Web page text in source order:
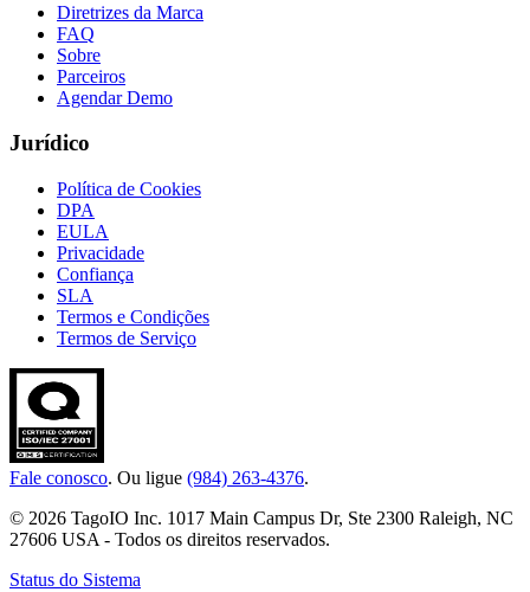
Diretrizes da Marca
FAQ
Sobre
Parceiros
Agendar Demo
Jurídico
Política de Cookies
DPA
EULA
Privacidade
Confiança
SLA
Termos e Condições
Termos de Serviço
Fale conosco. Ou ligue (984) 263-4376.
© 2026 TagoIO Inc. 1017 Main Campus Dr, Ste 2300 Raleigh, NC
27606 USA - Todos os direitos reservados.
Status do Sistema